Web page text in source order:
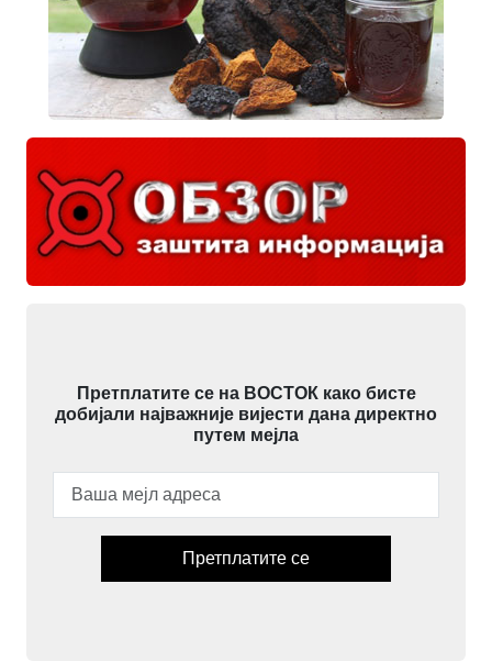
Претплатите се на ВОСТОК како бисте
добијали најважније вијести дана директно
путем мејла
Претплатите се